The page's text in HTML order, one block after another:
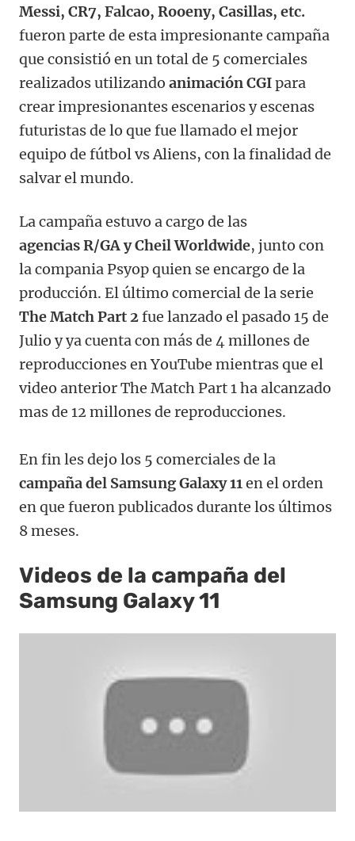
Messi, CR7, Falcao, Rooeny, Casillas, etc.
fueron parte de esta impresionante campaña
que consistió en un total de 5 comerciales
realizados utilizando animación CGIpara
crear impresionantes escenarios y escenas
futuristas de lo que fue llamado el mejor
equipo de fútbol vs Aliens, con la finalidad de
salvar el mundo.
La campaña estuvo a cargo de las
agencias R/GA y Cheil Worldwide, junto con
la compania Psyop quien se encargo de la
producción. El último comercial de la serie
The Match Part 2fue lanzado el pasado 15 de
Julio y ya cuenta con más de 4 millones de
reproducciones en YouTube mientras que el
video anterior The Match Part 1 ha alcanzado
mas de 12 millones de reproducciones.
En fin les dejo los 5 comerciales de la
campaña del Samsung Galaxy 11en el orden
en que fueron publicados durante los últimos
8 meses.
Videos de la campaña del
Samsung Galaxy 11